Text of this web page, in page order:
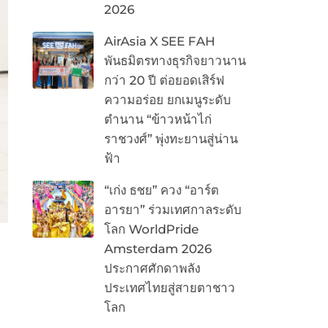
2026
AirAsia X SEE FAH
พันธมิตรทางธุรกิจยาวนาน
กว่า 20 ปี ต่อยอดเสิร์ฟ
ความอร่อย ยกเมนูระดับ
ตำนาน “ข้าวหน้าไก่
ราชวงศ์” พุ่งทะยานสู่น่าน
ฟ้า
“เก่ง ธชย” ควง “อาร์ต
อารยา” ร่วมเทศกาลระดับ
โลก WorldPride
Amsterdam 2026
ประกาศศักดาพลัง
ประเทศไทยสู่สายตาชาว
โลก